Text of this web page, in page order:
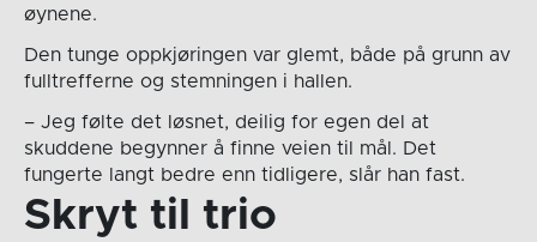
øynene.
Den tunge oppkjøringen var glemt, både på grunn av
fulltrefferne og stemningen i hallen.
– Jeg følte det løsnet, deilig for egen del at
skuddene begynner å finne veien til mål. Det
fungerte langt bedre enn tidligere, slår han fast.
Skryt til trio